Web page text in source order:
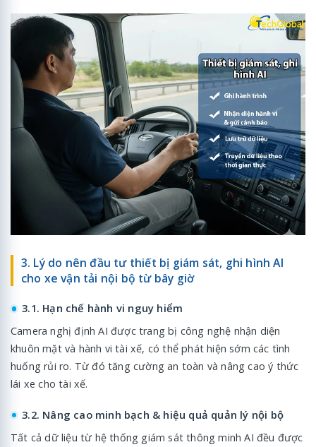
3. Lý do nên đầu tư thiết bị giám sát, ghi hình AI
cho xe vận tải nội bộ từ bây giờ
3.1. Hạn chế hành vi nguy hiểm
Camera nghị định AI được trang bị công nghệ nhận diện
khuôn mặt và hành vi tài xế, có thể phát hiện sớm các tình
huống rủi ro. Từ đó tăng cường an toàn và nâng cao ý thức
lái xe cho tài xế.
3.2. Nâng cao minh bạch & hiệu quả quản lý nội bộ
Tất cả dữ liệu từ hệ thống giám sát thông minh AI đều được